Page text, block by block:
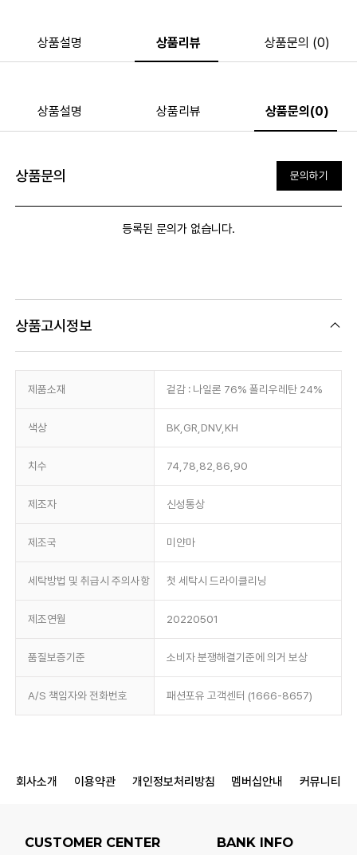
상품설명 상품리뷰 상품문의 (0)
상품설명 상품리뷰 상품문의(0)
상품문의 문의하기
등록된 문의가 없습니다.
상품고시정보
제품소재 겉감 : 나일론 76% 폴리우레탄 24%
색상 BK,GR,DNV,KH
치수 74,78,82,86,90
제조자 신성통상
제조국 미얀마
세탁방법 및 취급시 주의사항 첫 세탁시 드라이클리닝
제조연월 20220501
품질보증기준 소비자 분쟁해결기준에 의거 보상
A/S 책임자와 전화번호 패션포유 고객센터 (1666-8657)
회사소개 이용약관 개인정보처리방침 멤버십안내 커뮤니티
CUSTOMER CENTER BANK INFO